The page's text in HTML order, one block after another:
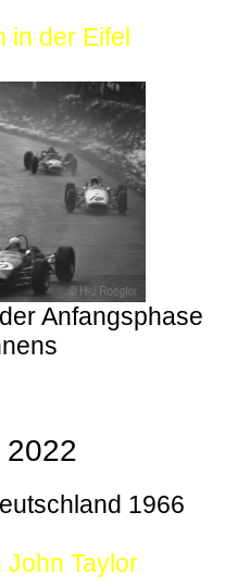
in der Eifel
Anfangsphase
2022
1966
Taylor